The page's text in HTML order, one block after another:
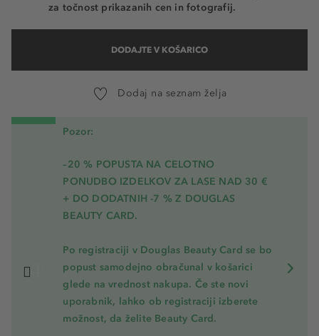
za točnost prikazanih cen in fotografij.
DODAJTE V KOŠARICO
Dodaj na seznam želja
Pozor:
–20 % POPUSTA NA CELOTNO
PONUDBO IZDELKOV ZA LASE NAD 30 €
+ DO DODATNIH -7 % Z DOUGLAS
BEAUTY CARD.
Po registraciji v Douglas Beauty Card se bo
popust samodejno obračunal v košarici
glede na vrednost nakupa. Če ste novi
uporabnik, lahko ob registraciji izberete
možnost, da želite Beauty Card.